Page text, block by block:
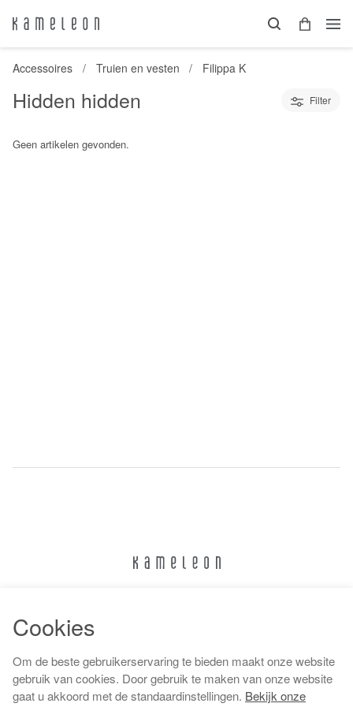
Accessoires Truien en vesten Filippa K
Hidden hidden Filter
Geen artikelen gevonden.
Algemene voorwaarden
Cookies
Om de beste gebruikerservaring te bieden maakt onze website
gebruik van cookies. Door gebruik te maken van onze website
gaat u akkoord met de standaardinstellingen. Bekijk onze